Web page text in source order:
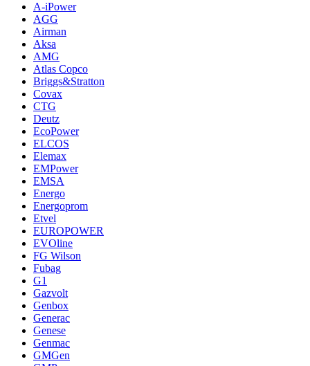
A-iPower
AGG
Airman
Aksa
AMG
Atlas Copco
Briggs&Stratton
Covax
CTG
Deutz
EcoPower
ELCOS
Elemax
EMPower
EMSA
Energo
Energoprom
Etvel
EUROPOWER
EVOline
FG Wilson
Fubag
G1
Gazvolt
Genbox
Generac
Genese
Genmac
GMGen